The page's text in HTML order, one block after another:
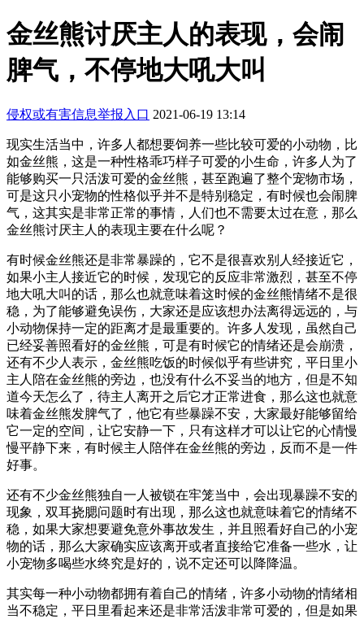
金丝熊讨厌主人的表现，会闹
脾气，不停地大吼大叫
侵权或有害信息举报入口 2021-06-19 13:14
现实生活当中，许多人都想要饲养一些比较可爱的小动物，比
如金丝熊，这是一种性格乖巧样子可爱的小生命，许多人为了
能够购买一只活泼可爱的金丝熊，甚至跑遍了整个宠物市场，
可是这只小宠物的性格似乎并不是特别稳定，有时候也会闹脾
气，这其实是非常正常的事情，人们也不需要太过在意，那么
金丝熊讨厌主人的表现主要在什么呢？
有时候金丝熊还是非常暴躁的，它不是很喜欢别人经接近它，
如果小主人接近它的时候，发现它的反应非常激烈，甚至不停
地大吼大叫的话，那么也就意味着这时候的金丝熊情绪不是很
稳，为了能够避免误伤，大家还是应该想办法离得远远的，与
小动物保持一定的距离才是最重要的。许多人发现，虽然自己
已经妥善照看好的金丝熊，可是有时候它的情绪还是会崩溃，
还有不少人表示，金丝熊吃饭的时候似乎有些讲究，平日里小
主人陪在金丝熊的旁边，也没有什么不妥当的地方，但是不知
道今天怎么了，待主人离开之后它才正常进食，那么这也就意
味着金丝熊发脾气了，他它有些暴躁不安，大家最好能够留给
它一定的空间，让它安静一下，只有这样才可以让它的心情慢
慢平静下来，有时候主人陪伴在金丝熊的旁边，反而不是一件
好事。
还有不少金丝熊独自一人被锁在牢笼当中，会出现暴躁不安的
现象，双耳挠腮问题时有出现，那么这也就意味着它的情绪不
稳，如果大家想要避免意外事故发生，并且照看好自己的小宠
物的话，那么大家确实应该离开或者直接给它准备一些水，让
小宠物多喝些水终究是好的，说不定还可以降降温。
其实每一种小动物都拥有着自己的情绪，许多小动物的情绪相
当不稳定，平日里看起来还是非常活泼非常可爱的，但是如果